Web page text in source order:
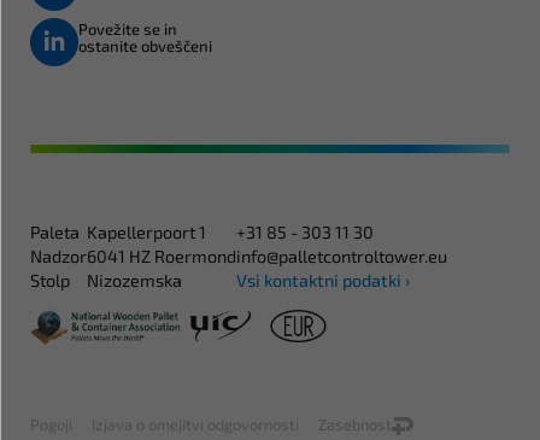
Povežite se in
ostanite obveščeni
Paleta
Nadzor
Stolp
Kapellerpoort 1
6041 HZ Roermond
Nizozemska
+31 85 - 303 11 30
info@palletcontroltower.eu
Vsi kontaktni podatki ›
Pogoji Izjava o omejitvi odgovornosti Zasebnost